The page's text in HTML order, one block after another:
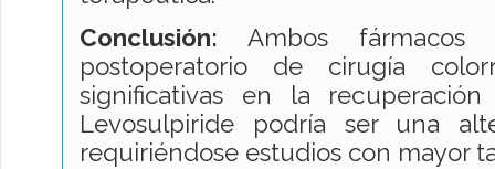
Conclusión: Ambos
postoperatorio de cirugía
significativas en la
Levosulpiride podría ser una
requiriéndose estudios con mayor